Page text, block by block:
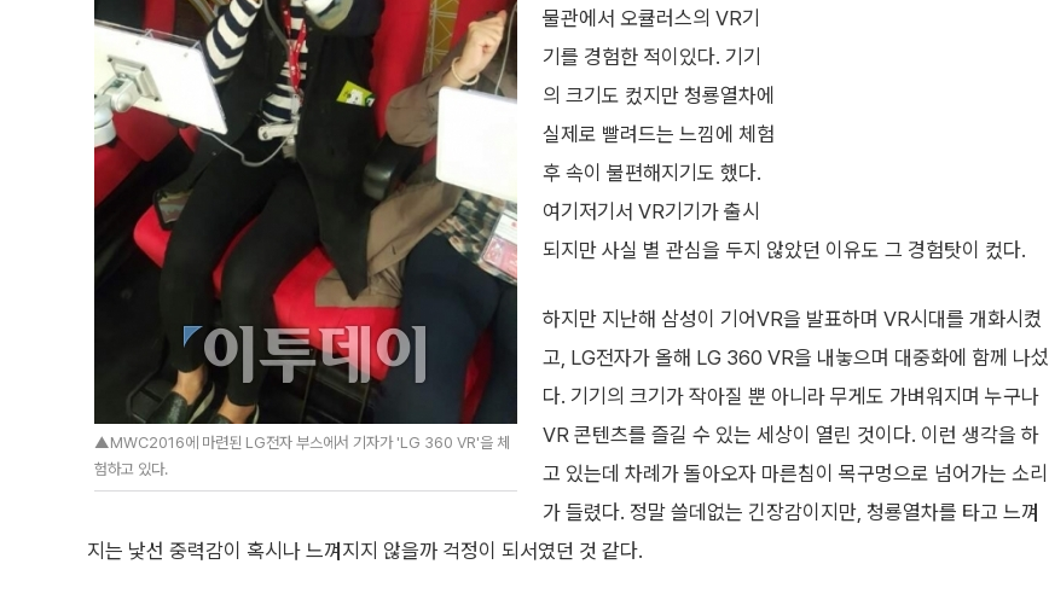
▲MWC2016에 마련된 LG전자 부스에서 기자가 'LG 360 VR'을 체
험하고 있다.
물관에서 오큘러스의 VR기
기를 경험한 적이있다. 기기
의 크기도 컸지만 청룡열차에
실제로 빨려드는 느낌에 체험
후 속이 불편해지기도 했다.
여기저기서 VR기기가 출시
되지만 사실 별 관심을 두지 않았던 이유도 그 경험탓이 컸다.
하지만 지난해 삼성이 기어VR을 발표하며 VR시대를 개화시켰
고, LG전자가 올해 LG 360 VR을 내놓으며 대중화에 함께 나섰
다. 기기의 크기가 작아질 뿐 아니라 무게도 가벼워지며 누구나
VR 콘텐츠를 즐길 수 있는 세상이 열린 것이다. 이런 생각을 하
고 있는데 차례가 돌아오자 마른침이 목구멍으로 넘어가는 소리
가 들렸다. 정말 쓸데없는 긴장감이지만, 청룡열차를 타고 느껴
지는 낯선 중력감이 혹시나 느껴지지 않을까 걱정이 되서였던 것 같다.